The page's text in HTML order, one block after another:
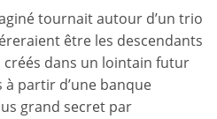
tournait autour d’un trio
être les descendants
créés dans un lointain futur
partir d’une banque
grand secret par